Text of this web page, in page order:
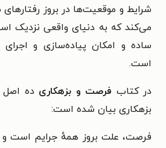
شرایط و موقعیت‌ها در بروز رفتارهای
می‌کند که به دنیای واقعی نزدیک
ساده و امکان پیاده‌سازی و
است.
در کتاب فرصت و بزهکاری ده
بزهکاری بیان شده است:
فرصت، علت بروز همهٔ جرایم است و